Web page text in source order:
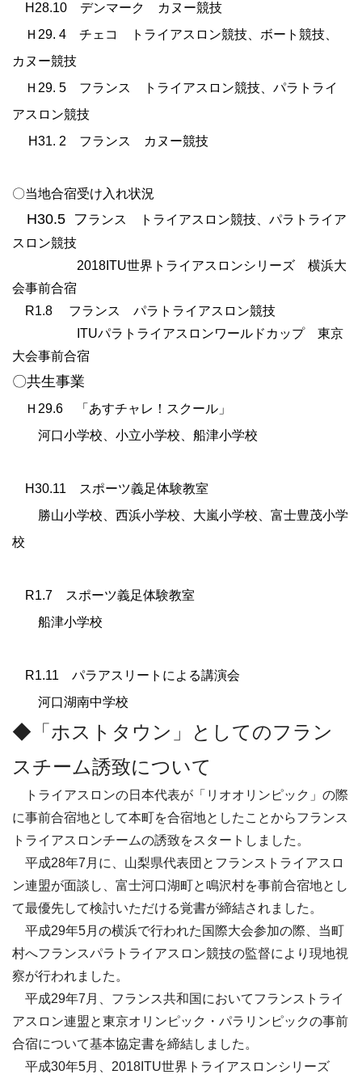
H28.10 デンマーク カヌー競技
Ｈ 29. 4 チェコ トライアスロン競技、ボート競技、
カヌー競技
Ｈ 29. 5 フランス トライアスロン競技、パラトライ
アスロン競技
H31. 2 フランス カヌー競技
〇当地合宿受け入れ状況
H30.5 フランス トライアスロン競技、パラトライア
スロン競技
2018ITU世界トライアスロンシリーズ 横浜大
会事前合宿
R1.8 フランス パラトライアスロン競技
ITUパラトライアスロンワールドカップ 東京
大会事前合宿
〇共生事業
Ｈ 29.6 「あすチャレ！スクール」
河口小学校、小立小学校、船津小学校
H30.11 スポーツ義足体験教室
勝山小学校、西浜小学校、大嵐小学校、富士豊茂小学
校
R1.7 スポーツ義足体験教室
船津小学校
R1.11 パラアスリートによる講演会
河口湖南中学校
◆「ホストタウン」としてのフラン
スチーム誘致について
トライアスロンの日本代表が「リオオリンピック」の際
に事前合宿地として本町を合宿地としたことからフランス
トライアスロンチームの誘致をスタートしました。
平成28年7 月に、山梨県代表団とフランストライアスロ
ン連盟が面談し、富士河口湖町と鳴沢村を事前合宿地とし
て最優先して検討いただける覚書が締結されました。
平成29年5月の横浜で行われた国際大会参加の際、当町
村へフランスパラトライアスロン競技の監督により現地視
察が行われました。
平成29年7 月、フランス共和国においてフランストライ
アスロン連盟と東京オリンピック・パラリンピックの事前
合宿について基本協定書を締結しました。
平成30年5月、2018ITU世界トライアスロンシリーズ